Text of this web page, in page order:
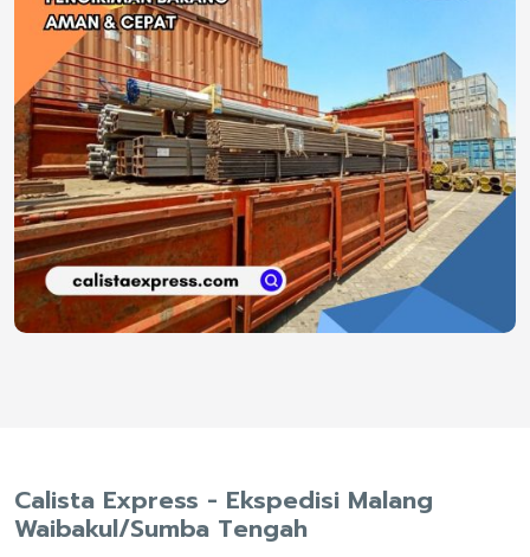
Calista Express - Ekspedisi Malang
Waibakul/Sumba Tengah